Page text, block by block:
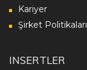
Kariyer
Şirket Politikaları
INSERTLER